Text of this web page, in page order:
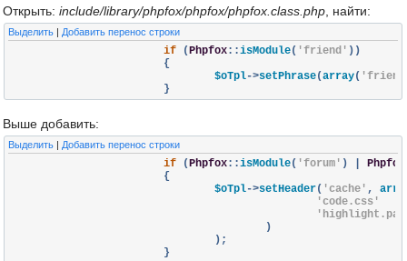
Открыть: include/library/phpfox/phpfox/phpfox.class.php , найти:
Выделить | Добавить перенос строки
if (Phpfox::isModule( 'friend' ))
{
				$oTpl
->setPhrase(array(
}
Выше добавить:
Выделить | Добавить перенос строки
if (Phpfox::isModule( 'forum' ) Phpfox
{
				$oTpl
->setHeader( 'cache' ,
'code.css'
)
);
}